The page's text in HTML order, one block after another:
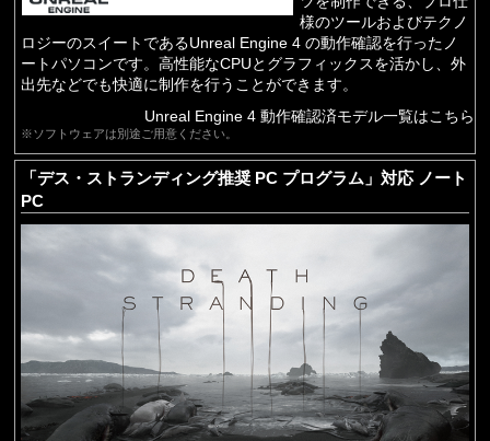
様のツールおよびテクノ
ロジーのスイートであるUnreal Engine 4 の動作確認を行ったノ
ートパソコンです。高性能なCPUとグラフィックスを活かし、外
出先などでも快適に制作を行うことができます。
Unreal Engine 4 動作確認済モデル一覧はこちら
※ソフトウェアは別途ご用意ください。
「デス・ストランディング推奨 PC プログラム」対応 ノート
PC